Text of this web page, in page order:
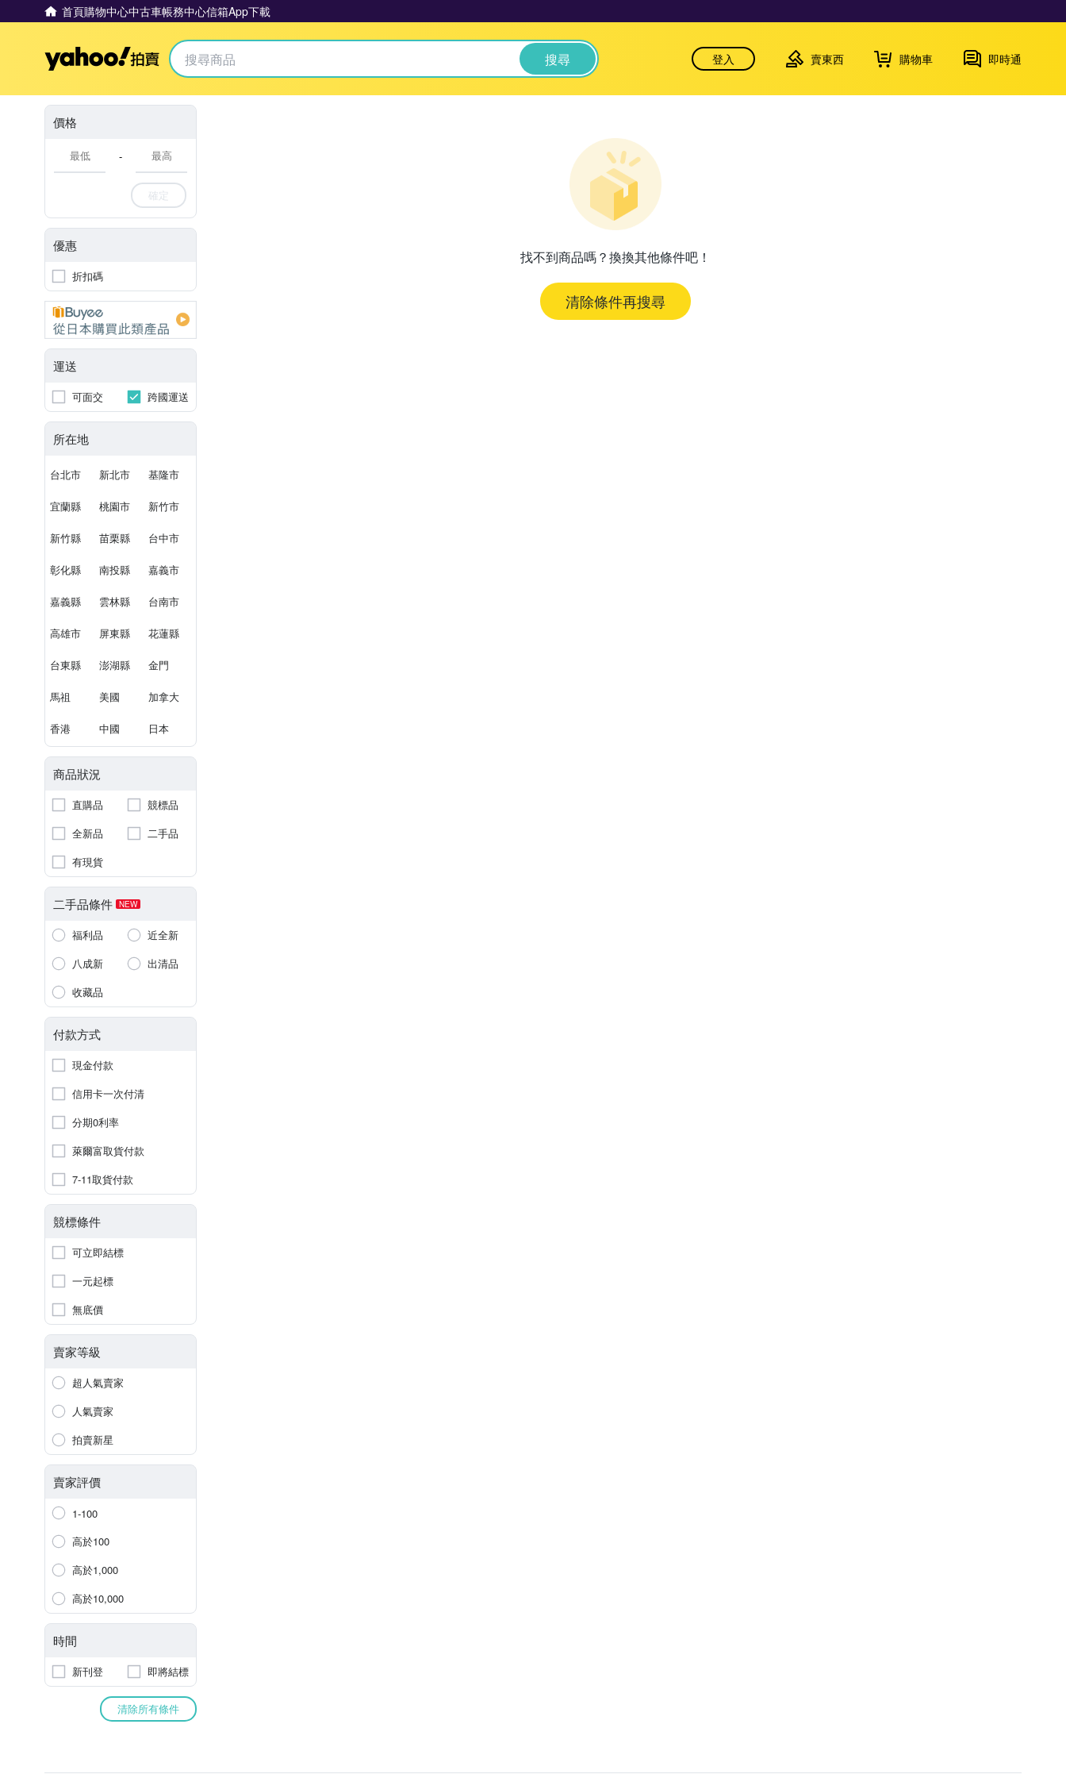
首頁購物中心中古車帳務中心信箱App下載
Yahoo拍賣 搜尋 登入 賣東西 購物車 即時通
價格
-
確定
優惠
折扣碼
運送
可面交 跨國運送
所在地
台北市 新北市 基隆市
宜蘭縣 桃園市 新竹市
新竹縣 苗栗縣 台中市
彰化縣 南投縣 嘉義市
嘉義縣 雲林縣 台南市
高雄市 屏東縣 花蓮縣
台東縣 澎湖縣 金門
馬祖 美國 加拿大
香港 中國 日本
商品狀況
直購品
競標品
全新品
二手品
有現貨
二手品條件 NEW
福利品
近全新
八成新
出清品
收藏品
付款方式
現金付款
信用卡一次付清
分期0利率
萊爾富取貨付款
7-11取貨付款
競標條件
可立即結標
一元起標
無底價
賣家等級
超人氣賣家
人氣賣家
拍賣新星
賣家評價
1-100
高於100
高於1,000
高於10,000
時間
新刊登 即將結標
清除所有條件
找不到商品嗎？換換其他條件吧！
清除條件再搜尋